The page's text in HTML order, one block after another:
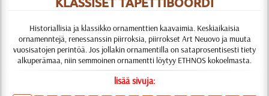
Historiallisia ja klassikko ornamenttien kaavaimia. Keskiaikaisia
ornamenntejä, renessanssin piirroksia, piirrokset Art Neuovo ja muuta
vuosisatojen perintöä. Jos jollakin ornamentilla on sataprosentisesti tiety
alkuperämaa, niin semmoinen ornamentti löytyy ETHNOS kokoelmasta.
lisää sivuja: